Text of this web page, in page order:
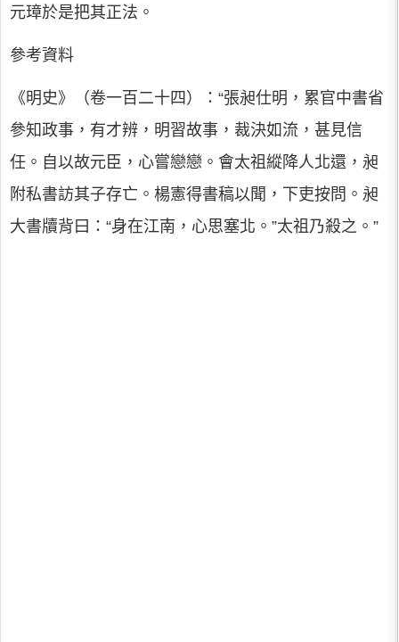
元璋於是把其正法。
參考資料
《明史》（卷一百二十四）：“張昶仕明，累官中書省
參知政事，有才辨，明習故事，裁決如流，甚見信
任。自以故元臣，心嘗戀戀。會太祖縱降人北還，昶
附私書訪其子存亡。楊憲得書稿以聞，下吏按問。昶
大書牘背曰：“身在江南，心思塞北。”太祖乃殺之。”